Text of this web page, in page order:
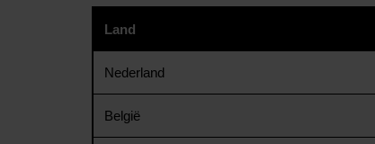
Land
Nederland
België